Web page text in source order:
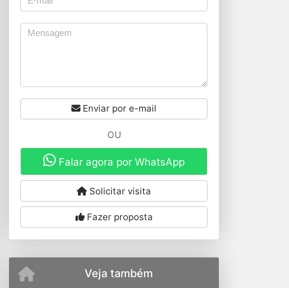
Enviar por e-mail
OU
Falar agora por WhatsApp
Solicitar visita
Fazer proposta
Veja também